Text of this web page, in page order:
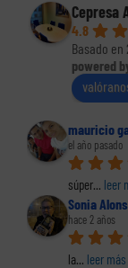
Cepresa
4.8
Basado en
powered
mauricio
el año pasado
súper... leer
Sonia
hace 2 años
la... leer más